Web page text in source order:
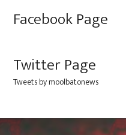
Facebook Page
Twitter Page
Tweets by moolbatonews